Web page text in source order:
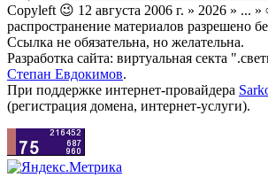
Copyleft 😉 12 августа 2006 г. » 2026 » ...
распространение материалов разрешено
Ссылка не обязательна, но желательна.
Разработка сайта: виртуальная секта
Степан Евдокимов.
При поддержке интернет-провайдера
(регистрация домена, интернет-услуги).